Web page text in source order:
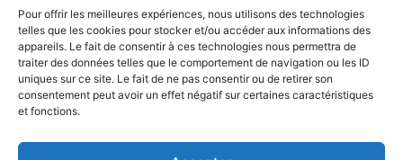
Pour offrir les meilleures expériences, nous utilisons des technologies
telles que les cookies pour stocker et/ou accéder aux informations des
appareils. Le fait de consentir à ces technologies nous permettra de
traiter des données telles que le comportement de navigation ou les ID
uniques sur ce site. Le fait de ne pas consentir ou de retirer son
consentement peut avoir un effet négatif sur certaines caractéristiques
et fonctions.
Page
CONTACT
MENTIONS LÉGALES